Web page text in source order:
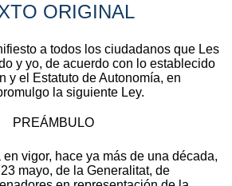
ORIGINAL
a todos los ciudadanos que Les
y yo, de acuerdo con lo establecido
y el Estatuto de Autonomía, en
la siguiente Ley.
PREÁMBULO
vigor, hace ya más de una década,
mayo, de la Generalitat, de